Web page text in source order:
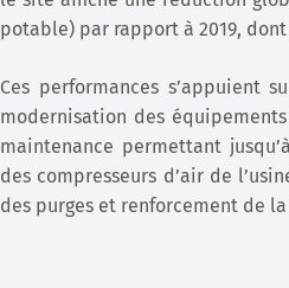
potable) par rapport à 2019,
Ces performances s’appuient
modernisation des
maintenance permettant
des compresseurs d’air de
des purges et renforcement de